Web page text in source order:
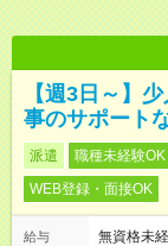
【週3日～】
事のサポート
派遣 職種未経験OK
WEB登録・面接OK
給与
無資格未